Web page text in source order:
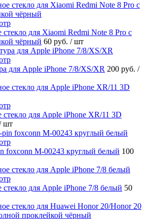
стекло для Xiaomi Redmi Note 8 Pro с
чёрный 60 руб. / шт
для Apple iPhone 7/8/XS/XR 200 руб. /
стекло для Apple iPhone XR/11 3D
шт
foxconn M-00243 круглый белый 100
стекло для Apple iPhone 7/8 белый 50